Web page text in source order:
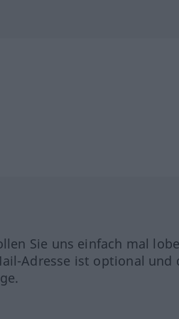
Sie uns einfach mal
Adresse ist optional und